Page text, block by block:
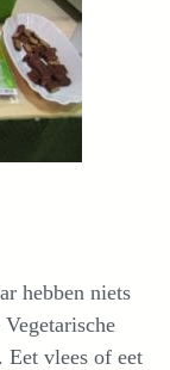
hebben niets
Eet vlees of eet